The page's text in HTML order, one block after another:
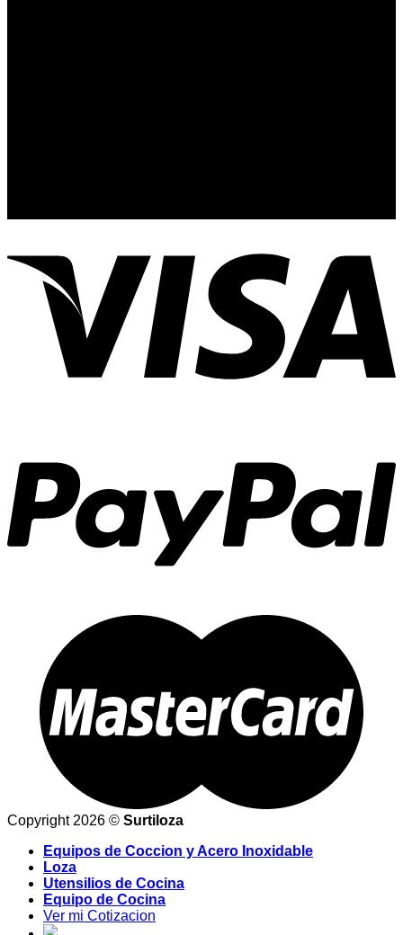
Copyright 2026 © Surtiloza
Equipos de Coccion y Acero Inoxidable
Loza
Utensilios de Cocina
Equipo de Cocina
Ver mi Cotizacion